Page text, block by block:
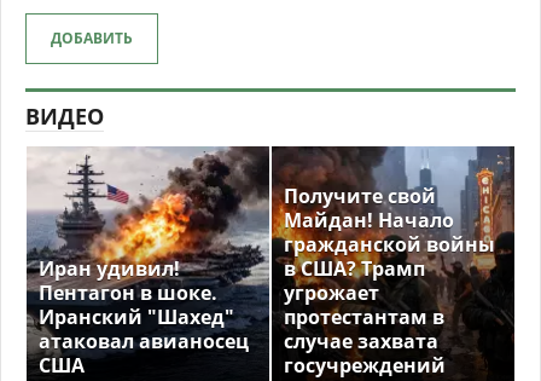
ДОБАВИТЬ
ВИДЕО
Иран удивил!
Пентагон в шоке.
Иранский "Шахед"
атаковал авианосец
США
Получите свой
Майдан! Начало
гражданской войны
в США? Трамп
угрожает
протестантам в
случае захвата
госучреждений